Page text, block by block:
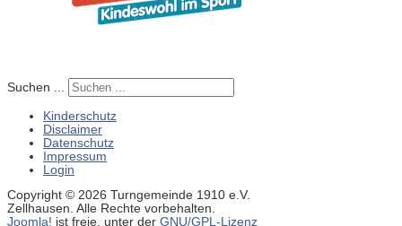
Suchen ...
Kinderschutz
Disclaimer
Datenschutz
Impressum
Login
Copyright © 2026 Turngemeinde 1910 e.V.
Zellhausen. Alle Rechte vorbehalten.
Joomla! ist freie, unter der GNU/GPL-Lizenz